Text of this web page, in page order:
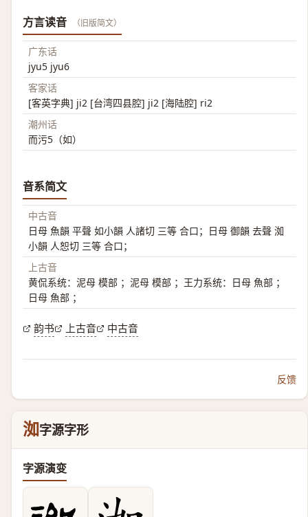
方言读音 （旧版简文）
广东话
jyu5 jyu6
客家话
[客英字典] ji2 [台湾四县腔] ji2 [海陆腔] ri2
潮州话
而污5（如）
音系简文
中古音
日母 魚韻 平聲 如小韻 人諸切 三等 合口；日母 御韻 去聲 洳
小韻 人恕切 三等 合口；
上古音
黄侃系统：泥母 模部 ；泥母 模部 ；王力系统：日母 魚部 ；
日母 魚部 ；
韵书 上古音 中古音
反馈
洳字源字形
字源演变